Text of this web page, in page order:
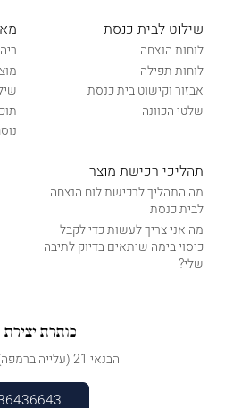
שילוט לבית כנסת
לוחות הנצחה
לוחות תפילה
אבזור וקישוט בית כנסת
שלטי הכוונה
תהליכי רכישת מוצר
מה התהליך לרכישת לוח הנצחה
לבית כנסת
מה אני צריך לעשות כדי לקבל
כיסוי בימה שיתאים בדיוק לתיבה
שלי?
כותרת
הבנאי 21 (עלייה ברמפה) חולון, ישראל